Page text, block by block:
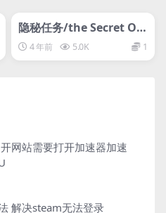
网盘下载游戏
隐秘任务/the Secret Op
s 4 年前 5.0K 1
网站需要打开加速器加速
解决steam无法登录